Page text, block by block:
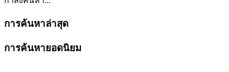
การค้นหาล่าสุด
การค้นหายอดนิยม